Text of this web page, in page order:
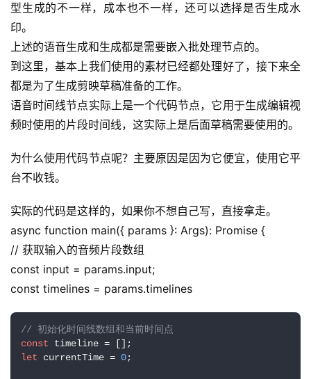
A
I
提
示
词
开
代
码
常
用
链
型生成的不一样，成本也不一样，还可以选择是否生成水
印。
上述的语音生成和生成都是需要嵌入批处理节点的。
到这里，基本上我们使用的素材已经都处理好了，接下来全
都是为了生成剪映草稿准备的工作。
语音时间线节点实际上是一个代码节点，它用于生成编辑视
频时使用的片段时间线，这实际上是后面草稿需要使用的。
为什么使用代码节点呢？主要原因是因为它便宜，使用它平
台不收钱。
实际的代码是这样的，如果你不想自己写，直接拿走。
async function main({ params }: Args): Promise {
// 获取输入的音频片段数组
const input = params.input;
const timelines = params.timelines
// 初始化时间线数组和当前时间点
const
let currentTime = 0;